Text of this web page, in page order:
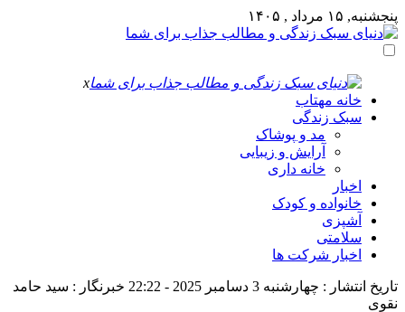
پنجشنبه, ۱۵ مرداد , ۱۴۰۵
x
خانه مهتاب
سبک زندگی
مد و پوشاک
آرایش و زیبایی
خانه داری
اخبار
خانواده و کودک
آشپزی
سلامتی
اخبار شرکت ها
تاریخ انتشار : چهارشنبه 3 دسامبر 2025 - 22:22
خبرنگار : سید حامد
نقوی